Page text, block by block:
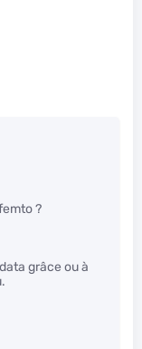
?
grâce ou à